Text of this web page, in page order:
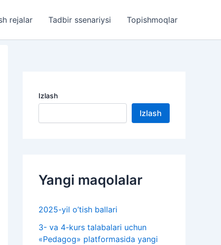
rejalar Tadbir ssenariysi Topishmoqlar
Izlash
Izlash
Yangi maqolalar
2025-yil o’tish ballari
3- va 4-kurs talabalari uchun
«Pedagog» platformasida yangi